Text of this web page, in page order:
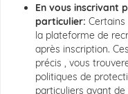
En vous inscrivant
particulier:
la plateforme de
après inscription.
précis , vous
politiques de
particuliers avant de